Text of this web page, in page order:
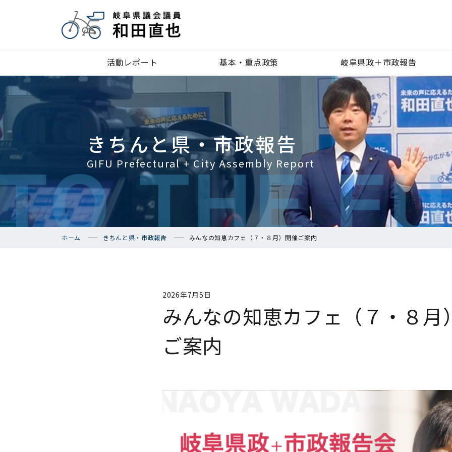
活動レポート 基本・重点政策 岐阜県政＋市政報告
きちんと県・市政報告
GIFU Prefectural + City Assembly Report
ホーム きちんと県・市政報告 みんなの知恵カフェ（７・８月）開催ご案内
2026年7月5日
みんなの知恵カフェ（７・８月
ご案内